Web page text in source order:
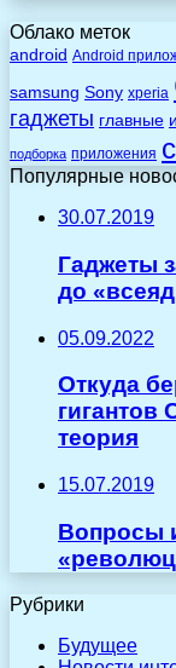
Облако меток
android Android
samsung Sony xperia
гаджеты главные
подборка приложения
Популярные
30.07.2019
Гаджеты
до
05.09.2022
Откуда
гигантов
теория
15.07.2019
Вопросы
Рубрики
Будущее